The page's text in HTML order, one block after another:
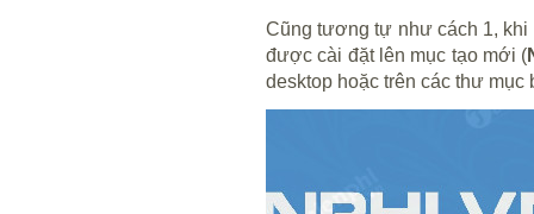
Cũng tương tự như cách 1, khi
được cài đặt lên mục tạo mới (
desktop hoặc trên các thư mục